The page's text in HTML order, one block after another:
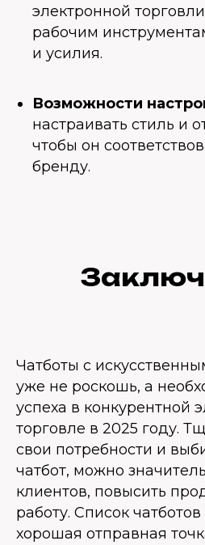
электронной
рабочим
и усилия.
Возможности
настраивать стиль и
чтобы он
бренду.
Чатботы с
уже не роскошь, а
успеха в конкурентной
торговле в 2025 году.
свои потребности и
чатбот, можно
клиентов, повысить
работу. Список
хорошая отправная